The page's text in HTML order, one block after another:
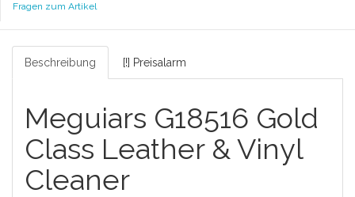
Fragen zum Artikel
Beschreibung [!] Preisalarm
Meguiars G18516 Gold
Class Leather & Vinyl
Cleaner